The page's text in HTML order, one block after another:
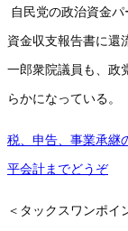
自民党の政治資金
資金収支報告書に還
一郎衆院議員も、政
らかになっている。
税、申告、事業承継
平会計までどうぞ
＜タックスワンポイ